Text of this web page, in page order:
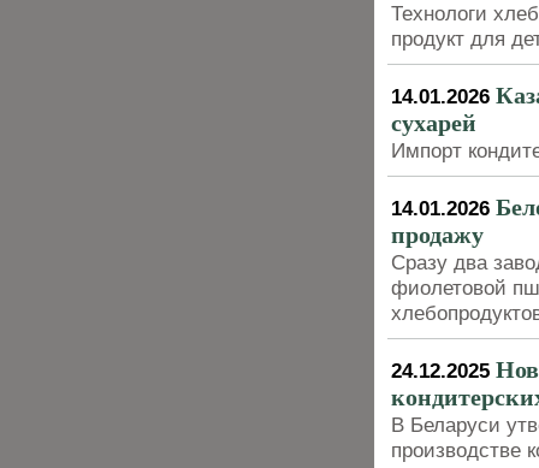
Технологи
продукт для
14.01.2026
сухарей
Импорт
14.01.2026
продажу
Сразу два
фиолетовой
24.12.2025
В Беларуси
производстве